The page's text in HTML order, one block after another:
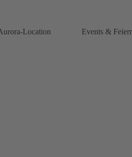
Location Events &